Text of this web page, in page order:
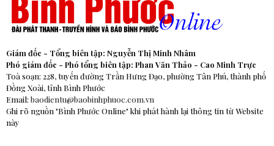
Giám đốc - Tổng biên tập: Nguyễn Thị Minh Nhâm
Phó giám đốc - Phó tổng biên tập: Phan Văn Thảo - Cao Minh Trực
Toà soạn: 228, tuyến đường Trần Hưng Đạo, phường Tân Phú, thành phố
Đồng Xoài, tỉnh Bình Phước
Email: baodientu@baobinhphuoc.com.vn
Ghi rõ nguồn "Bình Phước Online" khi phát hành lại thông tin từ Website
này